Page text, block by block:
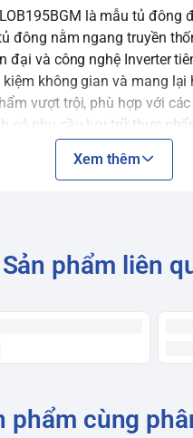
là mẫu tủ đông
đông nằm ngang truyền
đại và công nghệ Inverter
không gian và mang lại
vượt trội, phù hợp với
có nhu cầu lưu trữ thực
Xem thêm
Sản phẩm liên
phẩm cùng